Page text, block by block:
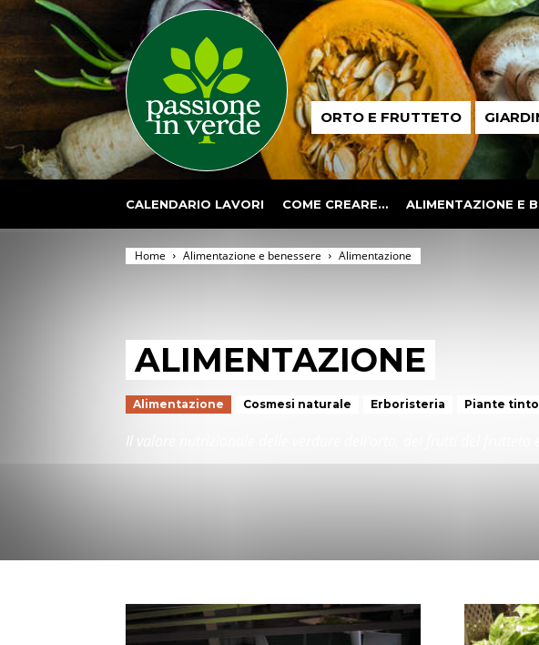
Passione
in ORTO E FRUTTETO
CALENDARIO LAVORI COME CREARE… ALIMENTAZIONE E
Home Alimentazione e benessere Alimentazione
ALIMENTAZIONE
Alimentazione Cosmesi naturale Erboristeria Piante